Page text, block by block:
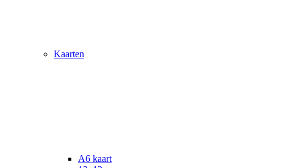
Kaarten
A6 kaart